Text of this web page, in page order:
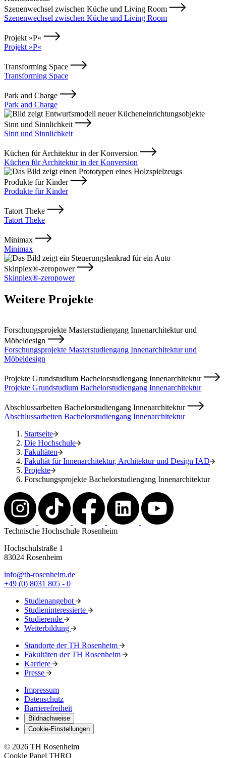
Szenenwechsel zwischen Küche und Living Room
Szenenwechsel zwischen Küche und Living Room
Projekt »P«
Projekt »P«
Transforming Space
Transforming Space
Park and Charge
Park and Charge
Sinn und Sinnlichkeit
Sinn und Sinnlichkeit
Küchen für Architektur in der Konversion
Küchen für Architektur in der Konversion
Produkte für Kinder
Produkte für Kinder
Tatort Theke
Tatort Theke
Minimax
Minimax
Skinplex®-zeropower
Skinplex®-zeropower
Weitere Projekte
Forschungsprojekte Masterstudiengang Innenarchitektur und
Möbeldesign
Forschungsprojekte Masterstudiengang Innenarchitektur und
Möbeldesign
Projekte Grundstudium Bachelorstudiengang Innenarchitektur
Projekte Grundstudium Bachelorstudiengang Innenarchitektur
Abschlussarbeiten Bachelorstudiengang Innenarchitektur
Abschlussarbeiten Bachelorstudiengang Innenarchitektur
Startseite
Die Hochschule
Fakultäten
Fakultät für Innenarchitektur, Architektur und Design IAD
Projekte
Forschungsprojekte Bachelorstudiengang Innenarchitektur
Technische Hochschule Rosenheim
Hochschulstraße 1
83024 Rosenheim
info@th-rosenheim.de
+49 (0) 8031 805 - 0
Studienangebot
Studieninteressierte
Studierende
Weiterbildung
Standorte der TH Rosenheim
Fakultäten der TH Rosenheim
Karriere
Presse
Impressum
Datenschutz
Barrierefreiheit
Bildnachweise
Cookie-Einstellungen
© 2026 TH Rosenheim
Cookie Panel THRO